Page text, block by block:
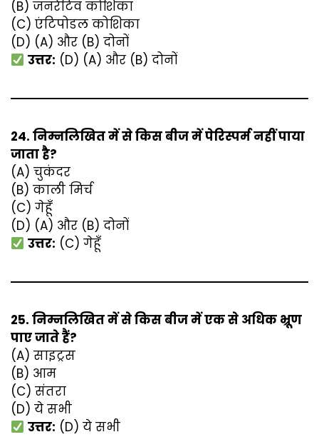
(B) जनरेटिव कोशिका
(C) एंटिपोडल कोशिका
(D) (A) और (B) दोनों
उत्तर: (D) (A) और (B) दोनों
24. निम्नलिखित में से किस बीज में पेरिस्पर्म नहीं पाया
जाता है?
(A) चुकंदर
(B) काली मिर्च
(C) गेहूँ
(D) (A) और (B) दोनों
उत्तर: (C) गेहूँ
25. निम्नलिखित में से किस बीज में एक से अधिक भ्रूण
पाए जाते हैं?
(A) साइट्रस
(B) आम
(C) संतरा
(D) ये सभी
उत्तर: (D) ये सभी